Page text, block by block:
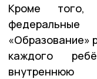
Кроме
федеральные
«Образование»
каждого